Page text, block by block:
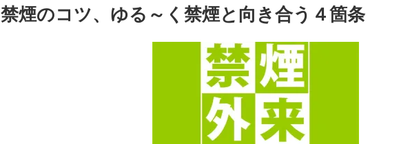
稿
日:
禁煙のコツ、ゆる～く禁煙と向き合う４箇条